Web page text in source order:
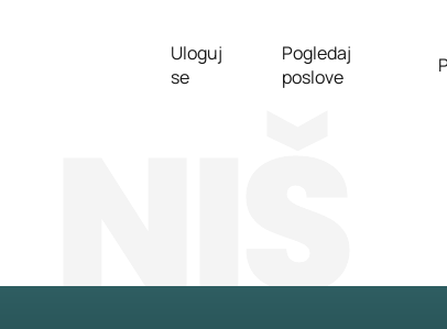
Uloguj
se
Pogledaj
poslove
NIŠ